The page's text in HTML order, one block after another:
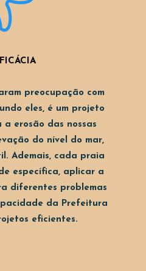
preocupação com
eles, é um projeto
a erosão das nossas
do nível do mar,
Ademais, cada praia
específica, aplicar a
diferentes problemas
da Prefeitura
eficientes.